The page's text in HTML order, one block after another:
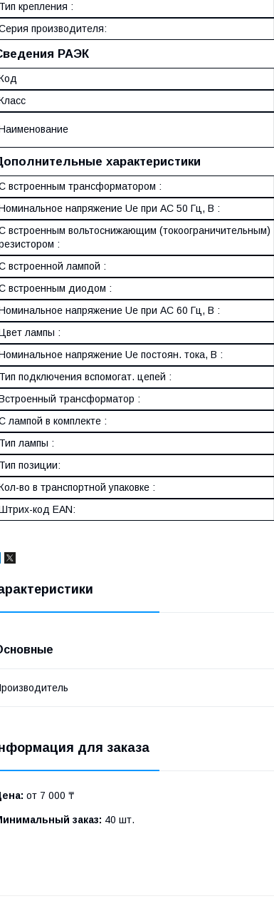
крепления :
производителя:
РАЭК
характеристики
встроенным трансформатором :
напряжение Ue при AC 50 Гц, В :
встроенным вольтоснижающим (токоограничительным)
:
встроенной лампой :
встроенным диодом :
напряжение Ue при AC 60 Гц, В :
лампы :
напряжение Ue постоян. тока, В :
подключения вспомогат. цепей :
трансформатор :
лампой в комплекте :
лампы :
позиции:
во в транспортной упаковке :
код EAN:
для заказа
от 7 000 ₸
заказ: 40 шт.